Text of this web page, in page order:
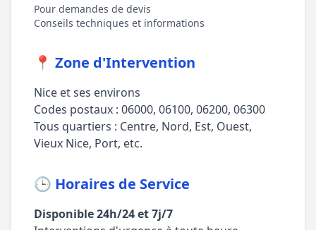
Pour demandes de devis
Conseils techniques et informations
📍 Zone d'Intervention
Nice et ses environs
Codes postaux : 06000, 06100, 06200, 06300
Tous quartiers : Centre, Nord, Est, Ouest,
Vieux Nice, Port, etc.
🕒 Horaires de Service
Disponible 24h/24 et 7j/7